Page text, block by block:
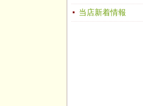
当店新着情報